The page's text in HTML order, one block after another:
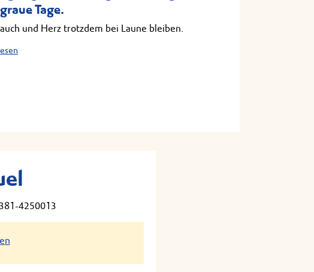
Tage.
und Herz trotzdem bei Laune bleiben.
4250013